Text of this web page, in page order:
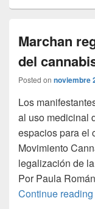
Marchan
del
Posted on noviembre
Los
al uso medicinal
espacios para el
Movimiento
legalización de
Por Paula
Continue reading